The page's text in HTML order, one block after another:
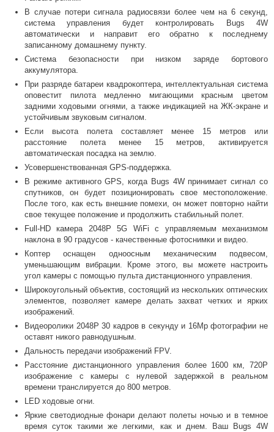
В случае потери сигнала радиосвязи более чем на 6 секунд,
система управления будет контролировать Bugs 4W
автоматически и направит его обратно к последнему
записанному домашнему пункту.
Система безопасности при низком заряде бортового
аккумулятора.
При разряде батареи квадрокоптера, интеллектуальная система
оповестит пилота медленно мигающими красным цветом
задними ходовыми огнями, а также индикацией на ЖК-экране и
устойчивым звуковым сигналом.
Если высота полета составляет менее 15 метров или
расстояние полета менее 15 метров, активируется
автоматическая посадка на землю.
Усовершенствованная GPS-поддержка.
В режиме активного GPS, когда Bugs 4W принимает сигнал со
спутников, он будет позиционировать свое местоположение.
После того, как есть внешние помехи, он может повторно найти
свое текущее положение и продолжить стабильный полет.
Full-HD камера 2048P 5G WiFi с управляемым механизмом
наклона в 90 градусов - качественные фотоснимки и видео.
Коптер оснащен одноосным механическим подвесом,
уменьшающим вибрации. Кроме этого, вы можете настроить
угол камеры с помощью пульта дистанционного управления.
Широкоугольный объектив, состоящий из нескольких оптических
элементов, позволяет камере делать захват четких и ярких
изображений.
Видеоролики 2048P 30 кадров в секунду и 16Mp фотографии не
оставят никого равнодушным.
Дальность передачи изображений FPV.
Расстояние дистанционного управления более 1600 км, 720P
изображение с камеры с нулевой задержкой в реальном
времени транслируется до 800 метров.
LED ходовые огни.
Яркие светодиодные фонари делают полеты ночью и в темное
время суток такими же легкими, как и днем. Ваш Bugs 4W